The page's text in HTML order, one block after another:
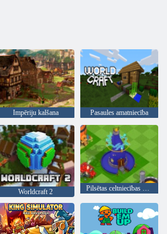
Impēriju kalšana Pasaules amatniecība
Worldcraft 2 Pilsētas celtniecības simulators